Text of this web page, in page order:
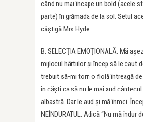
când nu mai încape un bold (acele
parte) în grămada de la sol. Setul
câştigă Mrs Hyde.
B. SELECŢIA EMOŢIONALĂ. Mă
mijlocul hârtiilor şi încep să le caut
trebuit să-mi torn o fiolă întreagă
în căşti ca să nu le mai aud cântecul
albastră. Dar le aud şi mă înmoi.
NEÎNDURATUL. Adică “Nu mă îndur